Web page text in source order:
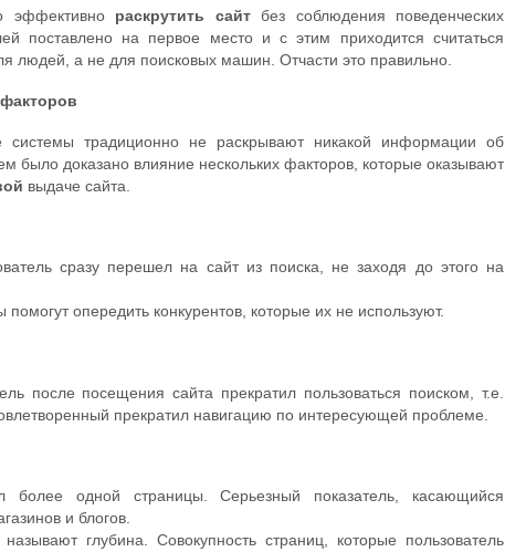
эффективно раскрутить сайтбез соблюдения поведенческих
поставлено на первое место и с этим приходится считаться
людей, а не для поисковых машин. Отчасти это правильно.
системы традиционно не раскрывают никакой информации об
было доказано влияние нескольких факторов, которые оказывают
выдаче сайта.
сразу перешел на сайт из поиска, не заходя до этого на
опередить конкурентов, которые их не используют.
после посещения сайта прекратил пользоваться поиском, т.е.
прекратил навигацию по интересующей проблеме.
более одной страницы. Серьезный показатель, касающийся
и блогов.
глубина. Совокупность страниц, которые пользователь